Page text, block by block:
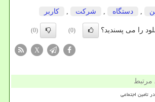
, دستگاه , شركت , كاربر
را می پسندید؟ (0)
(0)
X
مرتبط
تامین اجتماعی